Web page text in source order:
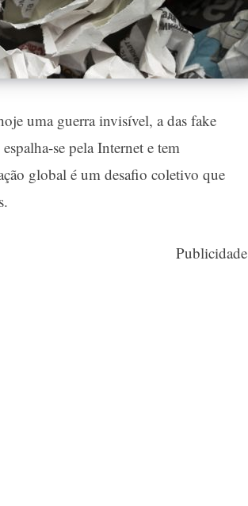
uma guerra invisível, a das fake
se pela Internet e tem
global é um desafio coletivo que
Publicidade